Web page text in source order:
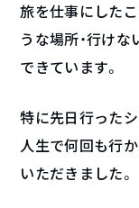
旅を仕事にした
うな場所・行け
できています。
特に先日行った
人生で何回も行
いただきました。